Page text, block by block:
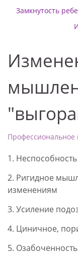
Замкнутость
Профессиональное
1.
2. Ригидное
изменениям
3. Усиление
4. Циничное,
5.